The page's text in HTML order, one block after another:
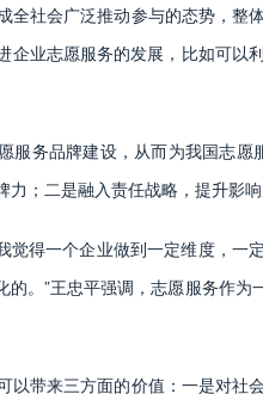
全社会广泛推动参与的态势，整
企业志愿服务的发展，比如可以
服务品牌建设，从而为我国志
；二是融入责任战略，提升影
觉得一个企业做到一定维度，一
的。”王忠平强调，志愿服务作
以带来三方面的价值：一是对社